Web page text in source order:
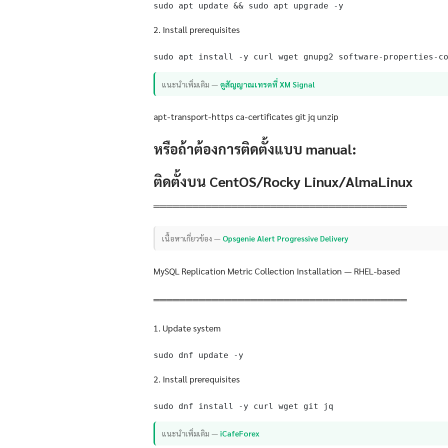
sudo apt update && sudo apt upgrade -y
2. Install prerequisites
sudo apt install -y curl wget gnupg2 software-properties-
แนะนำเพิ่มเติม — ดูสัญญาณเทรดที่ XM Signal
apt-transport-https ca-certificates git jq unzip
หรือถ้าต้องการติดตั้งแบบ manual:
ติดตั้งบน CentOS/Rocky Linux/AlmaLinux
═══════════════════════════════════════
เนื้อหาเกี่ยวข้อง — Opsgenie Alert Progressive Delivery
MySQL Replication Metric Collection Installation — RHEL-based
═══════════════════════════════════════
1. Update system
sudo dnf update -y
2. Install prerequisites
sudo dnf install -y curl wget git jq
แนะนำเพิ่มเติม — iCafeForex